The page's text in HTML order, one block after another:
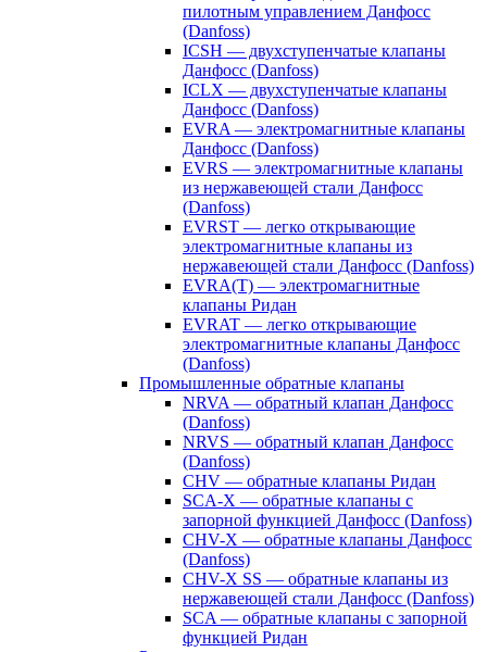
пилотным управлением Данфосс
(Danfoss)
ICSH — двухступенчатые клапаны
Данфосс (Danfoss)
ICLX — двухступенчатые клапаны
Данфосс (Danfoss)
EVRA — электромагнитные клапаны
Данфосс (Danfoss)
EVRS — электромагнитные клапаны
из нержавеющей стали Данфосс
(Danfoss)
EVRST — легко открывающие
электромагнитные клапаны из
нержавеющей стали Данфосс (Danfoss)
EVRA(T) — электромагнитные
клапаны Ридан
EVRAT — легко открывающие
электромагнитные клапаны Данфосс
(Danfoss)
Промышленные обратные клапаны
NRVA — обратный клапан Данфосс
(Danfoss)
NRVS — обратный клапан Данфосс
(Danfoss)
CHV — обратные клапаны Ридан
SCA-X — обратные клапаны с
запорной функцией Данфосс (Danfoss)
CHV-X — обратные клапаны Данфосс
(Danfoss)
CHV-X SS — обратные клапаны из
нержавеющей стали Данфосс (Danfoss)
SCA — обратные клапаны с запорной
функцией Ридан